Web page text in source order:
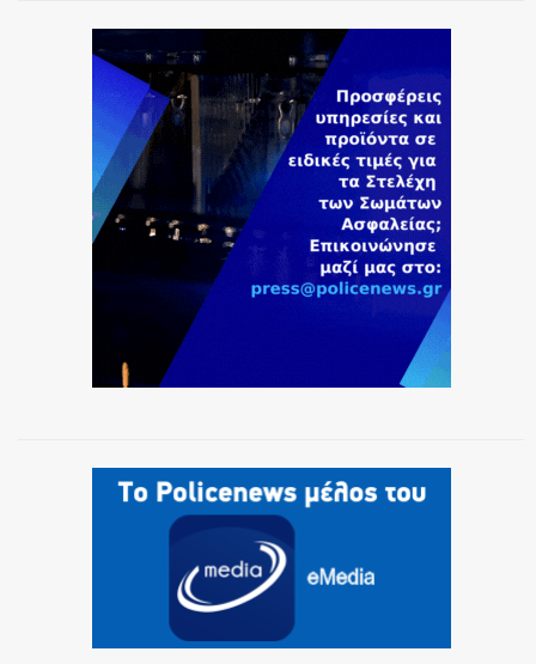
ΟΠΛΑ/ΕΞΟΠΛΙΣΜΟΣ
ΟΜΑΔΕΣ ΕΛ.ΑΣ.